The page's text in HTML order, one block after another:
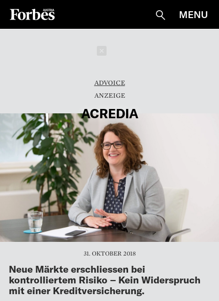
Suche
MENU
ADVOICE
ACREDIA
31. OKTOBER 2018
Neue Märkte erschliessen bei
kontrolliertem Risiko – Kein Widerspruch
mit einer Kreditversicherung.